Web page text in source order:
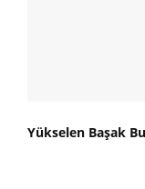
Yükselen Başak